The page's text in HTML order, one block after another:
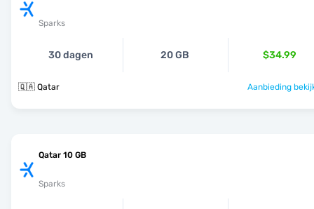
Sparks
30 dagen 20 GB $34.99
🇶🇦 Qatar Aanbieding
Qatar 10 GB
Sparks